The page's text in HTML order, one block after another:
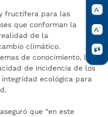
fructífera para las
que conforman la
de la
climático.
de conocimiento, las
de incidencia de los
ecológica para
que “en este